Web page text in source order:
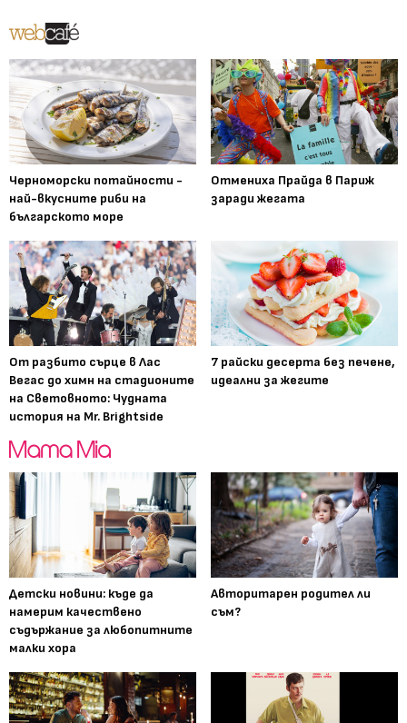
Черноморски потайности -
най-вкусните риби на
българското море
Отмениха Прайда в Париж
заради жегата
От разбито сърце в Лас
Вегас до химн на стадионите
на Световното: Чудната
история на Mr. Brightside
7 райски десерта без печене,
идеални за жегите
Детски новини: къде да
намерим качествено
съдържание за любопитните
малки хора
Авторитарен родител ли
съм?